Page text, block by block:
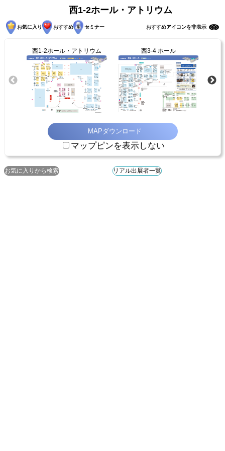
西1-2ホール・アトリウム
お気に入り おすすめ セミナー おすすめアイコンを非表示
西1-2ホール・アトリウム 西3-4 ホール
MAPダウンロード
マップピンを表示しない
お気に入りから検索 リアル出展者一覧